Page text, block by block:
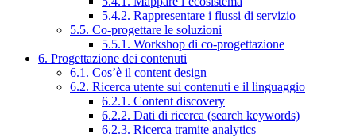
5.4.2. Rappresentare i flussi di servizio
5.5. Co-progettare le soluzioni
5.5.1. Workshop di co-progettazione
6. Progettazione dei contenuti
6.1. Cos’è il content design
6.2. Ricerca utente sui contenuti e il linguaggio
6.2.1. Content discovery
6.2.2. Dati di ricerca (search keywords)
6.2.3. Ricerca tramite analytics